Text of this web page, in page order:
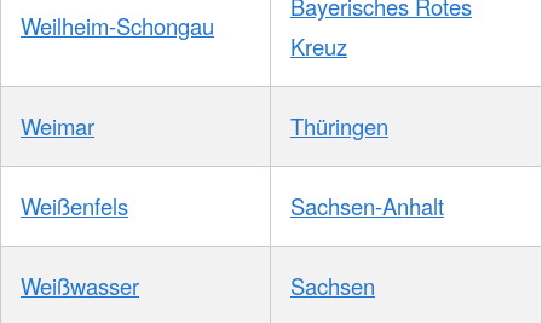
Weilheim-Schongau
Bayerisches Rotes
Kreuz
Weimar Thüringen
Weißenfels Sachsen-Anhalt
Weißwasser Sachsen